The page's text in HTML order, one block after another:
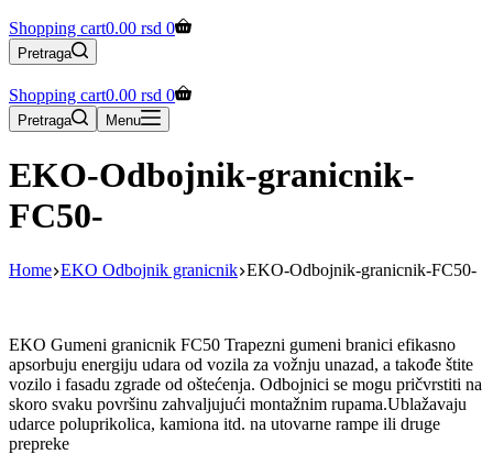
Shopping cart0.00 rsd 0
Pretraga
Shopping cart0.00 rsd 0
Pretraga Menu
EKO-Odbojnik-granicnik-
FC50-
Home EKO Odbojnik granicnik EKO-Odbojnik-granicnik-FC50-
EKO Gumeni granicnik FC50 Trapezni gumeni branici efikasno
apsorbuju energiju udara od vozila za vožnju unazad, a takođe štite
vozilo i fasadu zgrade od oštećenja. Odbojnici se mogu pričvrstiti na
skoro svaku površinu zahvaljujući montažnim rupama.Ublažavaju
udarce poluprikolica, kamiona itd. na utovarne rampe ili druge
prepreke